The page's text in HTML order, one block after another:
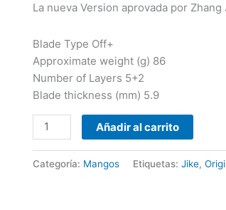
La nueva Version aprovada por Zhang
Blade Type Off+
Approximate weight (g) 86
Number of Layers 5+2
Blade thickness (mm) 5.9
ST
Añadir al carrito
Categoría: Mangos Etiquetas: Jike,